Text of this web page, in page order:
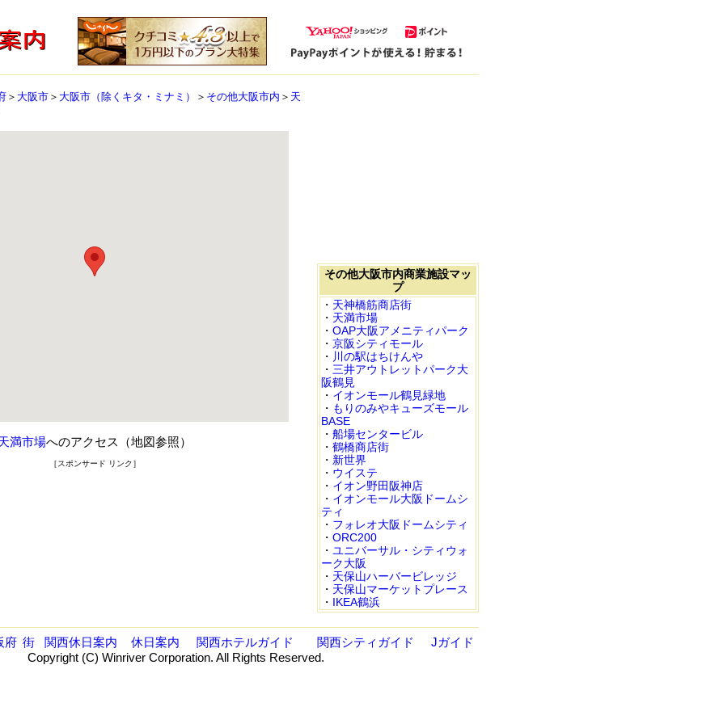
＞ 大阪市 ＞ 大阪市（除くキタ・ミナミ） ＞ その他大阪市内 ＞ 天
満市場へのアクセス（地図参照）
［スポンサード リンク］
その他大阪市内商業施設マッ
プ
・ 天神橋筋商店街
・ 天満市場
・ OAP大阪アメニティパーク
・ 京阪シティモール
・ 川の駅はちけんや
・ 三井アウトレットパーク大
阪鶴見
・ イオンモール鶴見緑地
・ もりのみやキューズモール
BASE
・ 船場センタービル
・ 鶴橋商店街
・ 新世界
・ ウイステ
・ イオン野田阪神店
・ イオンモール大阪ドームシ
ティ
・ フォレオ大阪ドームシティ
・ ORC200
・ ユニバーサル・シティウォ
ーク大阪
・ 天保山ハーバービレッジ
・ 天保山マーケットプレース
・ IKEA鶴浜
府 街 関西休日案内 休日案内 関西ホテルガイド 関西シティガイド
Jガイド
Copyright (C) Winriver Corporation. All Rights Reserved.